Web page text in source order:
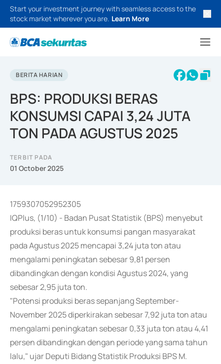
Start your investment journey with seamless access to the
stock market wherever you are. Learn More
BERITA HARIAN
BPS: PRODUKSI BERAS
KONSUMSI CAPAI 3,24 JUTA
TON PADA AGUSTUS 2025
TERBIT PADA
01 October 2025
1759307052952305
IQPlus, (1/10) - Badan Pusat Statistik (BPS) menyebut
produksi beras untuk konsumsi pangan masyarakat
pada Agustus 2025 mencapai 3,24 juta ton atau
mengalami peningkatan sebesar 9,81 persen
dibandingkan dengan kondisi Agustus 2024, yang
sebesar 2,95 juta ton.
"Potensi produksi beras sepanjang September-
November 2025 diperkirakan sebesar 7,92 juta ton atau
mengalami peningkatan sebesar 0,33 juta ton atau 4,41
persen dibandingkan dengan periode yang sama tahun
lalu," ujar Deputi Bidang Statistik Produksi BPS M.